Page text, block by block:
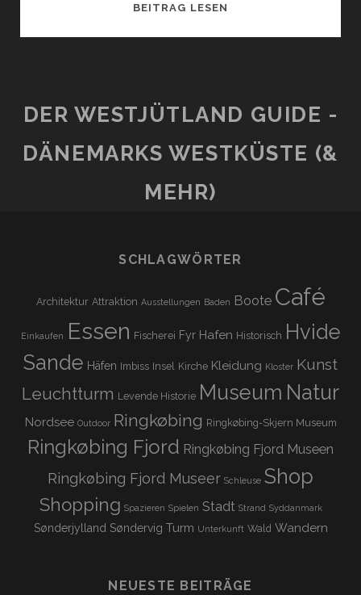
BEITRAG LESEN
DER WESTJÜTLAND GUIDE -
DÄNEMARKS WESTKÜSTE (&
MEHR)
SCHLAGWÖRTER
Architektur Attraktion Ausstellungen Baden Boote Café
Einkaufen Essen Fischerei Fyr Hafen Historisch Hvide
Sande Häfen Imbiss Insel Kirche Kleidung Kloster Kunst
Leuchtturm Levende Historie Museum Natur
Nordsee Outdoor Ringkøbing Ringkøbing-Skjern Museum
Ringkøbing Fjord Ringkøbing Fjord Museen
Ringkøbing Fjord Museer Schleuse Shop
Shopping Spazieren Spielen Stadt Strand Syddanmark
Sønderjylland Søndervig Turm Unterkunft Wald Wandern
NEUESTE BEITRÄGE